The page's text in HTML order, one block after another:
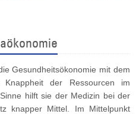
Gesundheitsökonomie mit dem
der Ressourcen im
hilft sie der Medizin bei der
knapper Mittel. Im Mittelpunkt